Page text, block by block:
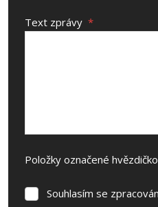
Text zprávy *
Položky označené
Souhlasím
Souhlasím se